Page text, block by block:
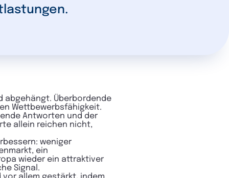
abgehängt. Überbordende
Wettbewerbsfähigkeit.
Antworten und der
allein reichen nicht,
weniger
ein
wieder ein attraktiver
Signal.